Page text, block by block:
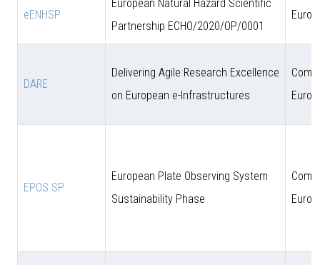
eENHSP
European Natural Hazard Scientific
Partnership ECHO/2020/OP/0001
DARE
Delivering Agile Research Excellence
on European e-Infrastructures
EPOS SP
European Plate Observing System
Sustainability Phase